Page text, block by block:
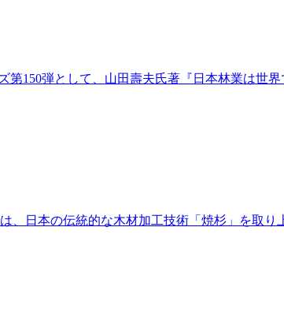
150弾として、山田壽夫氏著『日本林業は世
日本の伝統的な木材加工技術「焼杉」を取